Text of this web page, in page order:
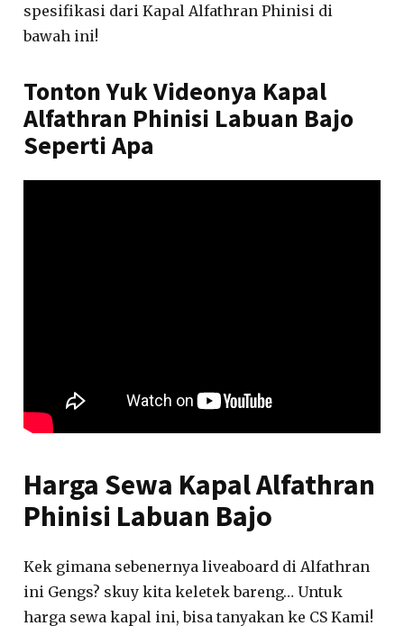
spesifikasi dari Kapal Alfathran Phinisi di
bawah ini!
Tonton Yuk Videonya Kapal
Alfathran Phinisi Labuan Bajo
Seperti Apa
Harga Sewa Kapal Alfathran
Phinisi Labuan Bajo
Kek gimana sebenernya liveaboard di Alfathran
ini Gengs? skuy kita keletek bareng… Untuk
harga sewa kapal ini, bisa tanyakan ke CS Kami!